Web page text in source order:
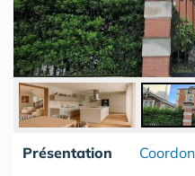
Présentation